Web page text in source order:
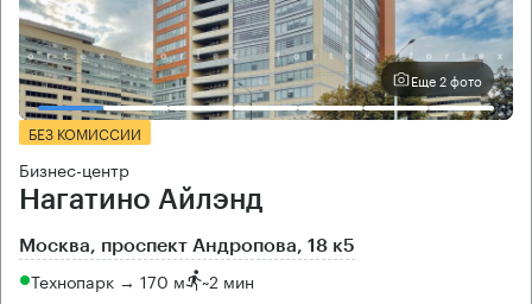
Еще 2 фото
БЕЗ КОМИССИИ
Бизнес-центр
Нагатино Айлэнд
Москва, проспект Андропова, 18 к5
Технопарк → 170 м ~2 мин